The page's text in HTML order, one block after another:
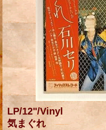
LP/12"/Vinyl
気まぐれ